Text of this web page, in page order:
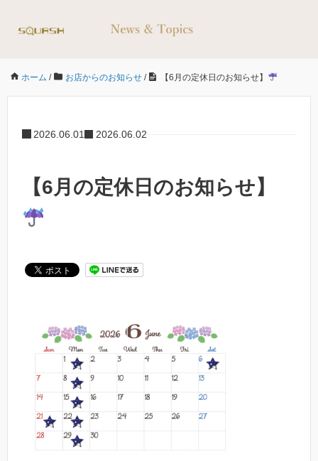
ホーム / お店からのお知らせ / 【6月の定休日のお知らせ】
2026.06.01 2026.06.02
【6月の定休日のお知らせ】